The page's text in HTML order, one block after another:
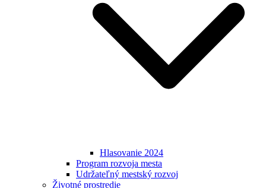
Hlasovanie 2024
Program rozvoja mesta
Udržateľný mestský rozvoj
Životné prostredie